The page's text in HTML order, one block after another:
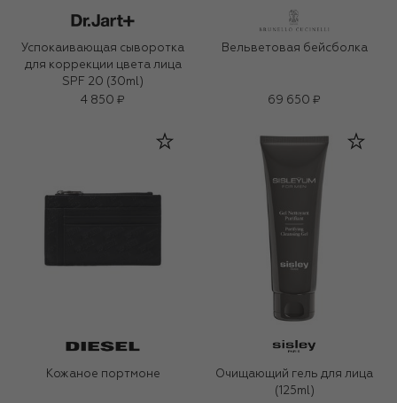
Успокаивающая сыворотка
для коррекции цвета лица
SPF 20 (30ml)
4 850 ₽
Вельветовая бейсболка
69 650 ₽
Кожаное портмоне
Очищающий гель для лица
(125ml)